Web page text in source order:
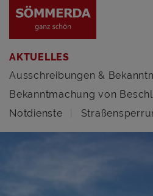
AKTUELLES
Ausschreibungen &
Bekanntmachung von
Notdienste